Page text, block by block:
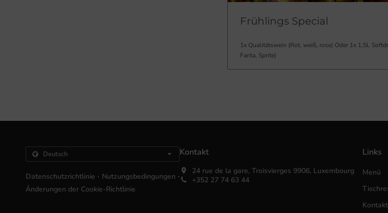
Frühlings Special
1x Qualitätswein (Rot, weiß, rose) Oder 1x 1,5L
Fanta, Sprite)
Datenschutzrichtlinie . Nutzungsbedingungen .
Änderungen der Cookie-Richtlinie
Kontakt
24 rue de la gare, Troisvierges 9906, Luxembourg
+352 27 74 63 44
Links
Menü
Kontakt